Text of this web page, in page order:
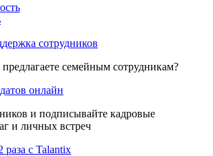
сотрудников
семейным сотрудникам?
онлайн
и подписывайте кадровые
и личных встреч
раза с Talantix